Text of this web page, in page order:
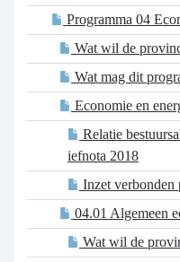
Programma 04
Wat wil de
Wat mag dit
Economie en
Relatie
iefnota 2018
Inzet verbonden
04.01 Algemeen
Wat wil de